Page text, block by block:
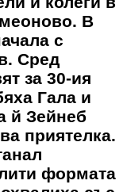
В
с
Сред
за 30-ия
Гала и
й Зейнеб
приятелка.
формата